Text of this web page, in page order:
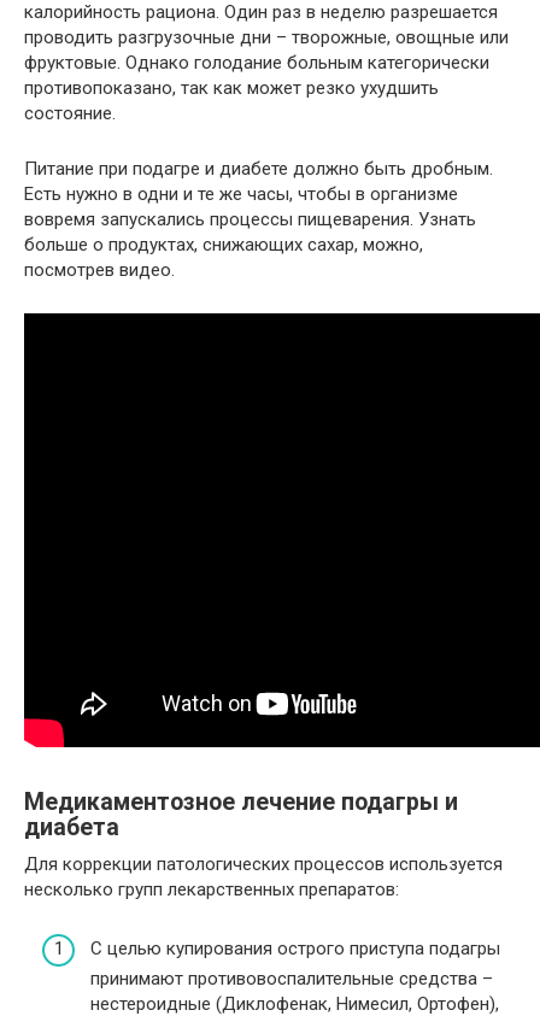
калорийность рациона. Один раз в неделю разрешается
проводить разгрузочные дни – творожные, овощные или
фруктовые. Однако голодание больным категорически
противопоказано, так как может резко ухудшить
состояние.
Питание при подагре и диабете должно быть дробным.
Есть нужно в одни и те же часы, чтобы в организме
вовремя запускались процессы пищеварения. Узнать
больше о продуктах, снижающих сахар, можно,
посмотрев видео.
Медикаментозное лечение подагры и
диабета
Для коррекции патологических процессов используется
несколько групп лекарственных препаратов:
С целью купирования острого приступа подагры
принимают противовоспалительные средства –
нестероидные (Диклофенак, Нимесил, Ортофен),